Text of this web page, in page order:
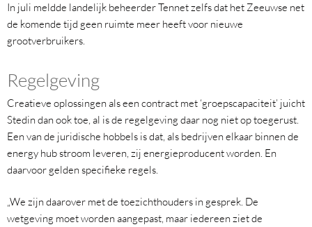
In juli meldde landelijk beheerder Tennet zelfs dat het Zeeuwse net
de komende tijd geen ruimte meer heeft voor nieuwe
grootverbruikers.
Regelgeving
Creatieve oplossingen als een contract met ‘groepscapaciteit’ juicht
Stedin dan ook toe, al is de regelgeving daar nog niet op toegerust.
Een van de juridische hobbels is dat, als bedrijven elkaar binnen de
energy hub stroom leveren, zij energieproducent worden. En
daarvoor gelden specifieke regels.
„We zijn daarover met de toezichthouders in gesprek. De
wetgeving moet worden aangepast, maar iedereen ziet de